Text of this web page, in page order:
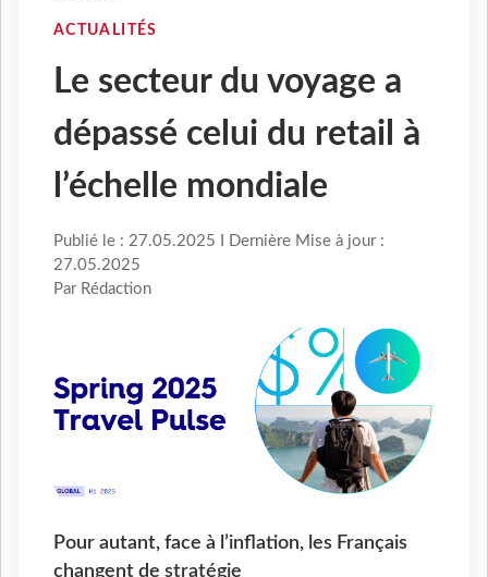
ACTUALITÉS
Le secteur du voyage a
dépassé celui du retail à
l’échelle mondiale
Publié le : 27.05.2025 I Dernière Mise à jour :
27.05.2025
Par Rédaction
Pour autant, face à l’inflation, les Français
changent de stratégie